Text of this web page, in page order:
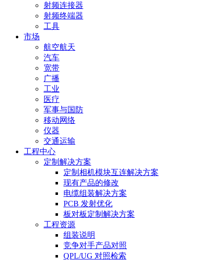
射频连接器
射频终端器
工具
市场
航空航天
汽车
宽带
广播
工业
医疗
军事与国防
移动网络
仪器
交通运输
工程中心
定制解决方案
定制相机模块互连解决方案
现有产品的修改
电缆组装解决方案
PCB 发射优化
板对板定制解决方案
工程资源
组装说明
竞争对手产品对照
QPL/UG 对照检索